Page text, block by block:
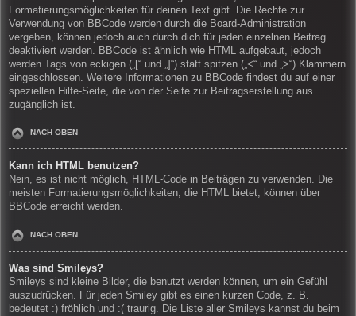
Formatierungsmöglichkeiten für deinen Text gibt. Die Rechte zur
Verwendung von BBCode werden durch die Board-Administration
vergeben, können jedoch auch durch dich für jeden einzelnen Beitrag
deaktiviert werden. BBCode ist ähnlich wie HTML aufgebaut, jedoch
werden Tags von eckigen („[“ und „]“) statt spitzen („<“ und „>“) Klammern
eingeschlossen. Weitere Informationen zu BBCode findest du auf einer
speziellen Hilfe-Seite, die von der Seite zur Beitragserstellung aus
zugänglich ist.
NACH OBEN
Kann ich HTML benutzen?
Nein, es ist nicht möglich, HTML-Code in Beiträgen zu verwenden. Die
meisten Formatierungsmöglichkeiten, die HTML bietet, können über
BBCode erreicht werden.
NACH OBEN
Was sind Smileys?
Smileys sind kleine Bilder, die benutzt werden können, um ein Gefühl
auszudrücken. Für jeden Smiley gibt es einen kurzen Code, z. B.
bedeutet :) fröhlich und :( traurig. Die Liste aller Smileys kannst du beim